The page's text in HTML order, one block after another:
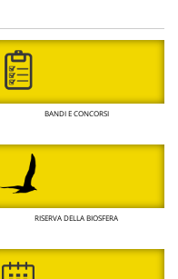
BANDI E CONCORSI
RISERVA DELLA BIOSFERA